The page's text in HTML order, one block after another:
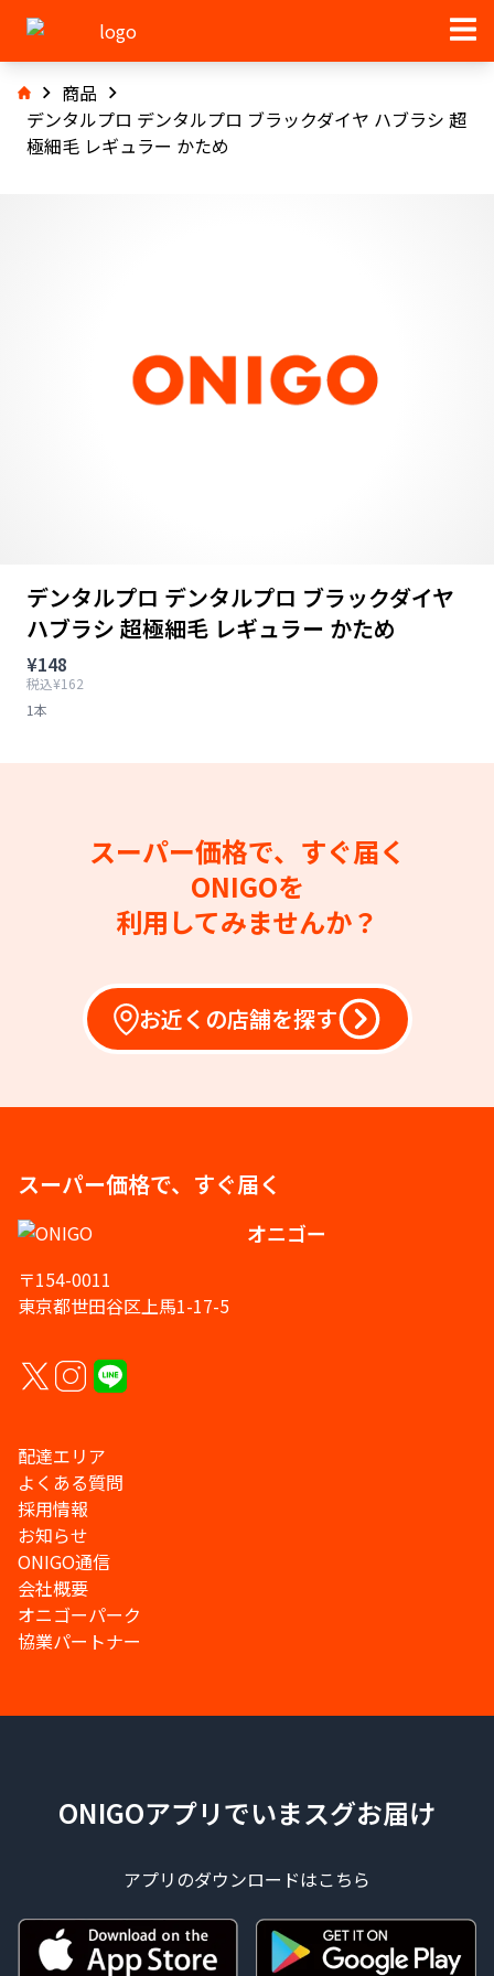
商品
デンタルプロ デンタルプロ ブラックダイヤ ハブラシ 超
極細毛 レギュラー かため
デンタルプロ デンタルプロ ブラックダイヤ
ハブラシ 超極細毛 レギュラー かため
¥148
税込¥162
1本
スーパー価格で、すぐ届く
ONIGOを
利用してみませんか？
お近くの店舗を探す
スーパー価格で、すぐ届く
オニゴー
〒154-0011
東京都世田谷区上馬1-17-5
配達エリア
よくある質問
採用情報
お知らせ
ONIGO通信
会社概要
オニゴーパーク
協業パートナー
ONIGOアプリでいまスグお届け
アプリのダウンロードはこちら